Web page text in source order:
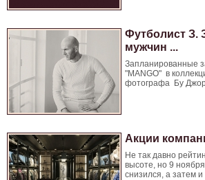
Футболист З.
мужчин ...
Запланированные
"MANGO" в
фотографа Бу
Акции
Не так давно
высоте, но 9
снизился, а затем